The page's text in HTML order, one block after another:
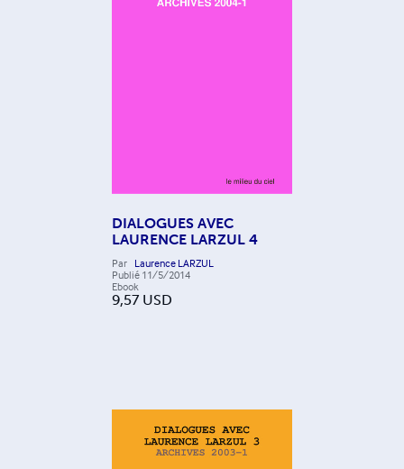
DIALOGUES AVEC
LAURENCE LARZUL 4
Par Laurence LARZUL
Publié 11/5/2014
Ebook
9,57 USD